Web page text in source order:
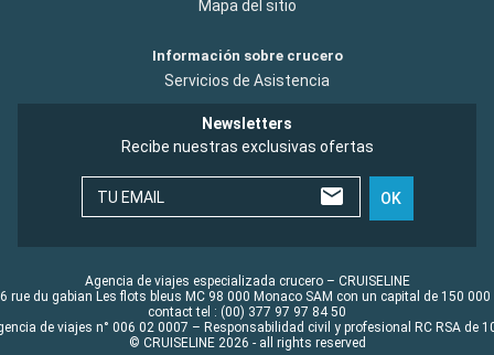
Mapa del sitio
Información sobre crucero
Servicios de Asistencia
Newsletters
Recibe nuestras exclusivas ofertas
TU EMAIL OK
Agencia de viajes especializada crucero – CRUISELINE
rue du gabian Les flots bleus MC 98 000 Monaco SAM con un capital de 150 000
contact tel : (00) 377 97 97 84 50
de viajes n° 006 02 0007 – Responsabilidad civil y profesional RC RSA de
© CRUISELINE 2026 - all rights reserved